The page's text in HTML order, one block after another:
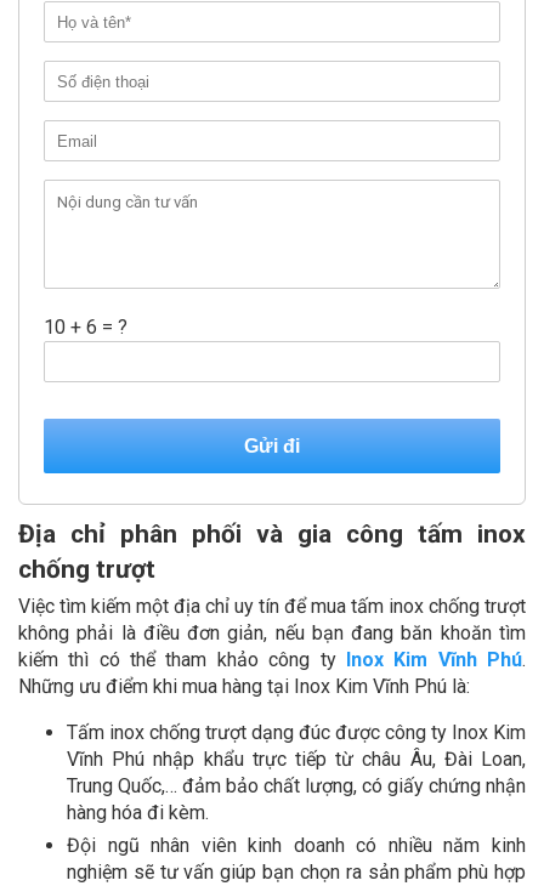
10 + 6 = ?
Địa chỉ phân phối và gia công tấm inox
chống trượt
Việc tìm kiếm một địa chỉ uy tín để mua tấm inox chống trượt
không phải là điều đơn giản, nếu bạn đang băn khoăn tìm
kiếm thì có thể tham khảo công ty
Inox Kim Vĩnh Phú.
Những ưu điểm khi mua hàng tại Inox Kim Vĩnh Phú là:
Tấm inox chống trượt dạng đúc được công ty Inox Kim
Vĩnh Phú nhập khẩu trực tiếp từ châu Âu, Đài Loan,
Trung Quốc,… đảm bảo chất lượng, có giấy chứng nhận
hàng hóa đi kèm.
Đội ngũ nhân viên kinh doanh có nhiều năm kinh
nghiệm sẽ tư vấn giúp bạn chọn ra sản phẩm phù hợp